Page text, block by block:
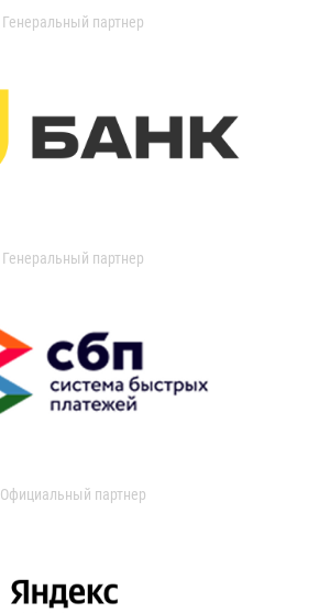
Генеральный партнер
Генеральный партнер
Официальный партнер